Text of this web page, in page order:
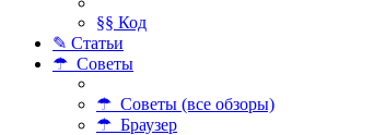
§§ Код
✎ Статьи
☂ Советы
☂ Советы (все обзоры)
☂ Браузер